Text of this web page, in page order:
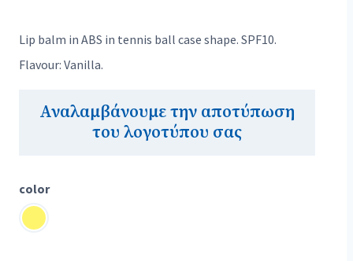
Lip balm in ABS in tennis ball case shape. SPF10.
Flavour: Vanilla.
Αναλαμβάνουμε την αποτύπωση
του λογοτύπου σας
color